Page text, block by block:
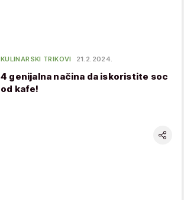
KULINARSKI TRIKOVI 21.2.2024.
4 genijalna načina da iskoristite soc
od kafe!